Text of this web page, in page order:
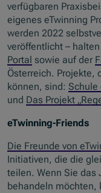
verfügbaren
eigenes eTwinning
werden 2022
veröffentlicht –
Portal sowie auf der
Österreich. Projekte,
können, sind: Schule
und Das Projekt
eTwinning-Friends
Die Freunde von
Initiativen, die die
teilen. Wenn Sie das
behandeln möchten,